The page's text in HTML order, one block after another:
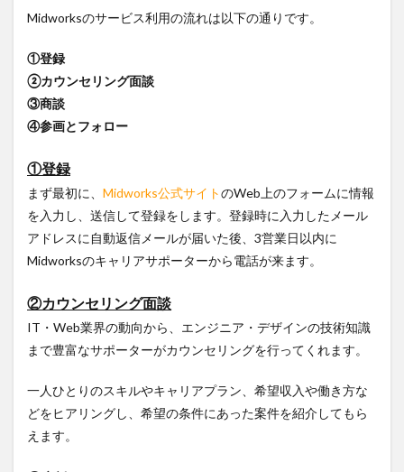
Midworksのサービス利用の流れは以下の通りです。
①登録
②カウンセリング面談
③商談
④参画とフォロー
①登録
まず最初に、 Midworks公式サイトのWeb上のフォー ムに情報
を入力し、送信して登録をします。登録時に入力したメール
アドレスに自動返信メールが届いた後、3営業日以内に
Midworksのキャリアサポーターから電話が来ます。
②カウンセリング面談
IT・Web業界の動向から、エンジニア・デザインの技術知識
まで豊富なサポーターがカウンセリングを行ってくれます。
一人ひとりのスキルやキャリアプラン、希望収入や働き方な
どをヒアリングし、希望の条件にあった案件を紹介してもら
えます。